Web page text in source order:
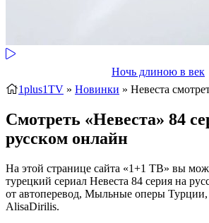
Ночь длиною в век
1plus1TV » Новинки » Невеста
Смотреть «Невеста» 84
русском онлайн
На этой странице сайта «1+1 ТВ» вы
турецкий сериал Невеста 84 серия на
от автоперевод, Мыльные оперы Турции,
AlisaDirilis.